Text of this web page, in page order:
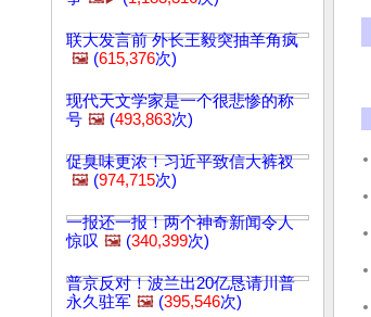
联大发言前 外长王毅突抽羊角疯
🖼️ (615,376次)
现代天文学家是一个很悲惨的称
号 🖼️ (493,863次)
促臭味更浓！习近平致信大裤衩
🖼️ (974,715次)
一报还一报！两个神奇新闻令人
惊叹 🖼️ (340,399次)
普京反对！波兰出20亿恳请川普
永久驻军 🖼️ (395,546次)